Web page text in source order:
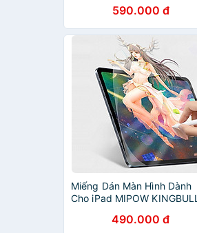
590.000 đ
Miếng Dán Màn Hình Dành
Cho iPad MIPOW KINGBULL
Chính Hãng490.000 đ